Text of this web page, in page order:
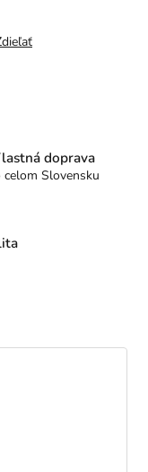
doprava
celom Slovensku